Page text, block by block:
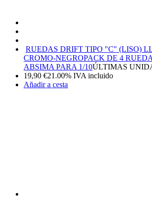
RUEDAS DRIFT TIPO "C" (LISO)
CROMO-NEGROPACK DE 4
ABSIMA PARA 1/10ÚLTIMAS
19,90 €21.00% IVA incluido
Añadir a cesta